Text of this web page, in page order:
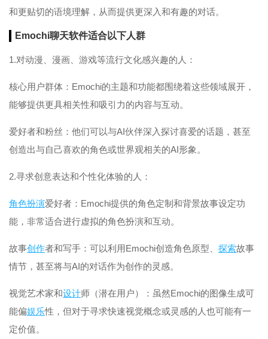
和更贴切的语境理解，从而提供更深入和有趣的对话。
Emochi聊天软件适合以下人群
1.对动漫、漫画、游戏等流行文化感兴趣的人：
核心用户群体：Emochi的主题和功能都围绕着这些领域展开，
能够提供更具相关性和吸引力的内容与互动。
爱好者和粉丝：他们可以与AI伙伴深入探讨喜爱的话题，甚至
创造出与自己喜欢的角色或世界观相关的AI形象。
2.寻求创意表达和个性化体验的人：
角色扮演爱好者：Emochi提供的角色定制和背景故事设定功
能，非常适合进行虚拟的角色扮演和互动。
故事创作者和写手：可以利用Emochi创造角色原型、 探索故事
情节，甚至将与AI的对话作为创作的灵感。
视觉艺术家和设计师（潜在用户）：虽然Emochi的图像生成可
能偏娱乐性，但对于寻求快速视觉概念或灵感的人也可能有一
定价值。